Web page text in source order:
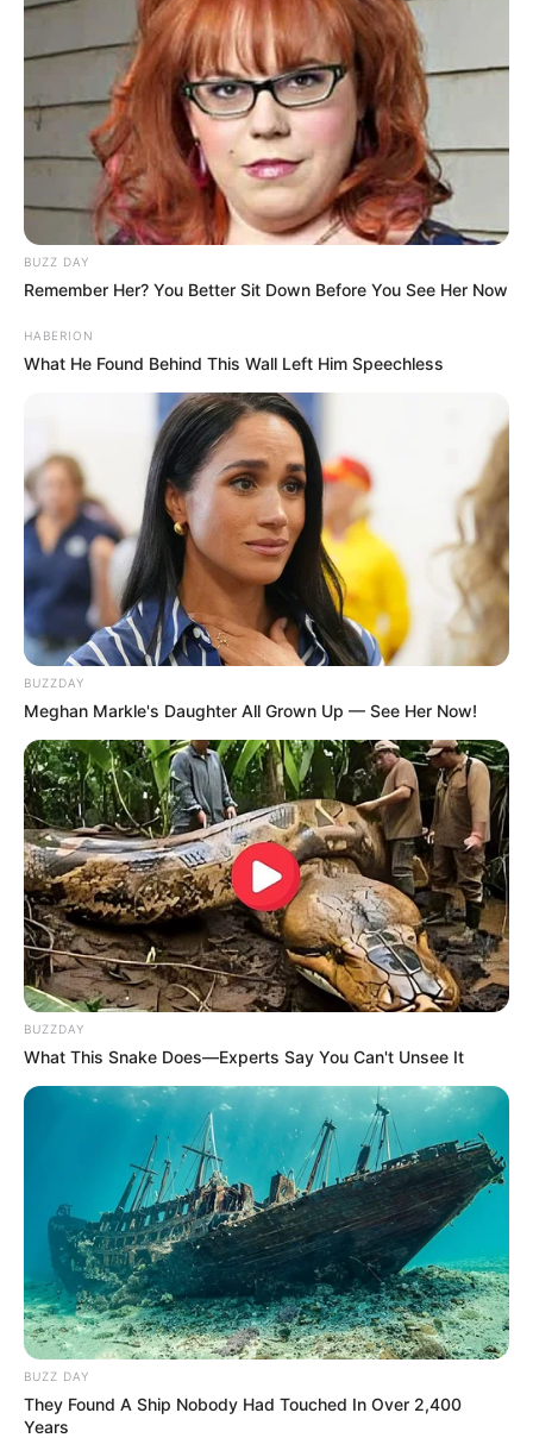
BUZZ DAY
Remember Her? You Better Sit Down Before You See Her Now
HABERION
What He Found Behind This Wall Left Him Speechless
BUZZDAY
Meghan Markle's Daughter All Grown Up — See Her Now!
BUZZDAY
What This Snake Does—Experts Say You Can't Unsee It
BUZZ DAY
They Found A Ship Nobody Had Touched In Over 2,400
Years